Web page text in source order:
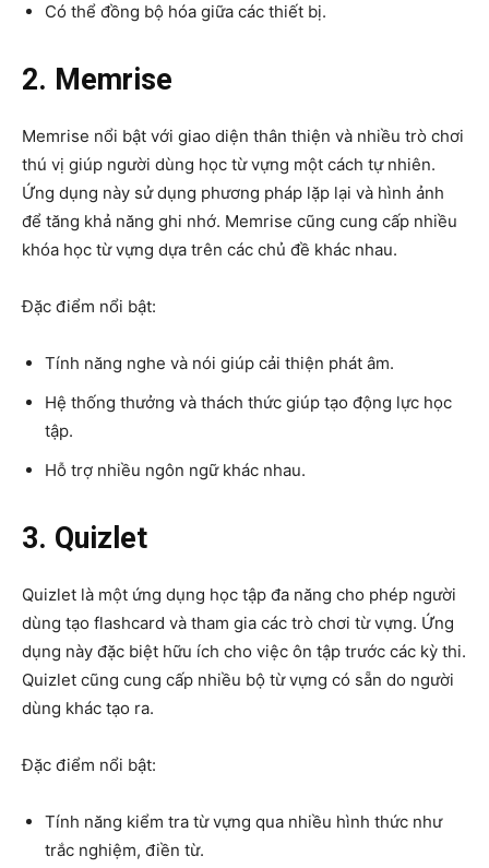
Có thể đồng bộ hóa giữa các thiết bị.
2. Memrise
Memrise nổi bật với giao diện thân thiện và nhiều trò chơi
thú vị giúp người dùng học từ vựng một cách tự nhiên.
Ứng dụng này sử dụng phương pháp lặp lại và hình ảnh
để tăng khả năng ghi nhớ. Memrise cũng cung cấp nhiều
khóa học từ vựng dựa trên các chủ đề khác nhau.
Đặc điểm nổi bật:
Tính năng nghe và nói giúp cải thiện phát âm.
Hệ thống thưởng và thách thức giúp tạo động lực học
tập.
Hỗ trợ nhiều ngôn ngữ khác nhau.
3. Quizlet
Quizlet là một ứng dụng học tập đa năng cho phép người
dùng tạo flashcard và tham gia các trò chơi từ vựng. Ứng
dụng này đặc biệt hữu ích cho việc ôn tập trước các kỳ thi.
Quizlet cũng cung cấp nhiều bộ từ vựng có sẵn do người
dùng khác tạo ra.
Đặc điểm nổi bật:
Tính năng kiểm tra từ vựng qua nhiều hình thức như
trắc nghiệm, điền từ.